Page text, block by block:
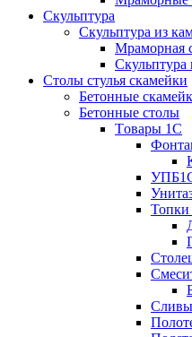
Скульптура
Скульптура из
Мраморная
Скульптура
Столы стулья скамейки
Бетонные
Бетонные столы
Tовары 1C